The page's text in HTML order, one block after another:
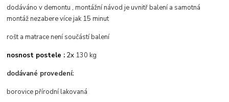
dodáváno v demontu , montážní návod je uvnitř balení a samotná
montáž nezabere více jak 15 minut
rošt a matrace není součástí balení
nosnost postele : 2x 130 kg
dodávané provedení:
borovice přírodní lakovaná